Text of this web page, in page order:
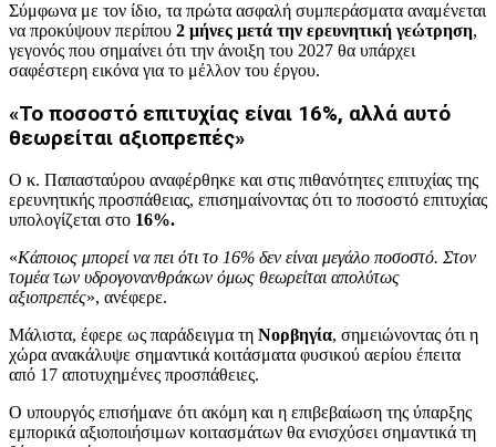
Σύμφωνα με τον ίδιο, τα πρώτα ασφαλή συμπεράσματα αναμένεται
να προκύψουν περίπου 2 μήνες μετά την ερευνητική γεώτρηση,
γεγονός που σημαίνει ότι την άνοιξη του 2027 θα υπάρχει
σαφέστερη εικόνα για το μέλλον του έργου.
«Το ποσοστό επιτυχίας είναι 16%, αλλά αυτό
θεωρείται αξιοπρεπές»
Ο κ. Παπασταύρου αναφέρθηκε και στις πιθανότητες επιτυχίας της
ερευνητικής προσπάθειας, επισημαίνοντας ότι το ποσοστό επιτυχίας
υπολογίζεται στο 16%.
«Κάποιος μπορεί να πει ότι το 16% δεν είναι μεγάλο ποσοστό. Στον
τομέα των υδρογονανθράκων όμως θεωρείται απολύτως
αξιοπρεπές», ανέφερε.
Μάλιστα, έφερε ως παράδειγμα τη Νορβηγία, σημειώνοντας ότι η
χώρα ανακάλυψε σημαντικά κοιτάσματα φυσικού αερίου έπειτα
από 17 αποτυχημένες προσπάθειες.
Ο υπουργός επισήμανε ότι ακόμη και η επιβεβαίωση της ύπαρξης
εμπορικά αξιοποιήσιμων κοιτασμάτων θα ενισχύσει σημαντικά τη